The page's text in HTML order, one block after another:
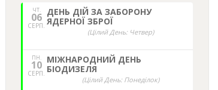
ЧТ.
06
СЕРП.
ДЕНЬ ДІЙ ЗА ЗАБОРОНУ
ЯДЕРНОЇ ЗБРОЇ
(Цілий День: Четвер)
ПН.
10
СЕРП.
МІЖНАРОДНИЙ ДЕНЬ
БІОДИЗЕЛЯ
(Цілий День: Понеділок)